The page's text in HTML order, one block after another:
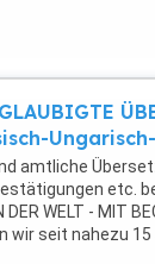
amtliche
etc.
WELT - MIT
wir seit nahezu
die bei jedem